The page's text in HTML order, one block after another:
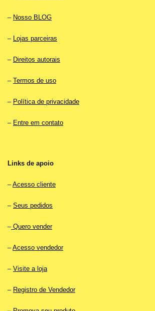
– Nosso BLOG
– Lojas parceiras
– Direitos autorais
– Termos de uso
– Política de privacidade
– Entre em contato
Links de apoio
–Acesso cliente
– Seus pedidos
–Quero vender
–Acesso vendedor
– Visite a loja
– Registro de Vendedor